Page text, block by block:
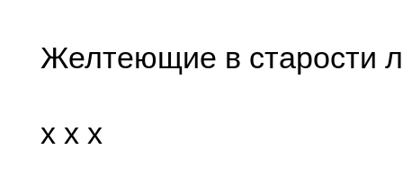
Желтеющие в старости
x x x